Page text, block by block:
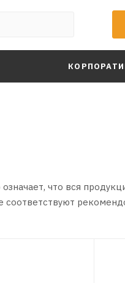
что вся
соответствуют